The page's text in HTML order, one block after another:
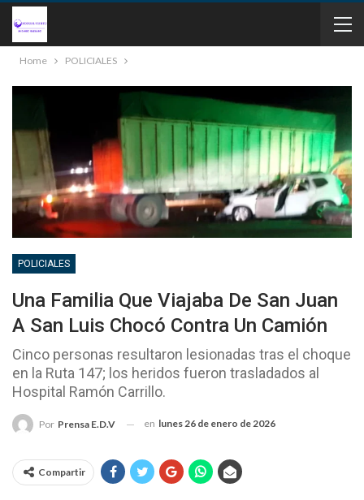
Home POLICIALES
POLICIALES
Una Familia Que Viajaba De San Juan
A San Luis Chocó Contra Un Camión
Cinco personas resultaron lesionadas tras el choque
en la Ruta 147; los heridos fueron trasladados al
Hospital Ramón Carrillo.
Por Prensa E.D.V en lunes 26 de enero de 2026
Compartir